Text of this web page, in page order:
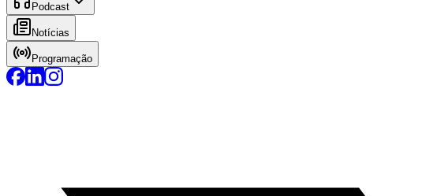
Podcast
Notícias
Programação